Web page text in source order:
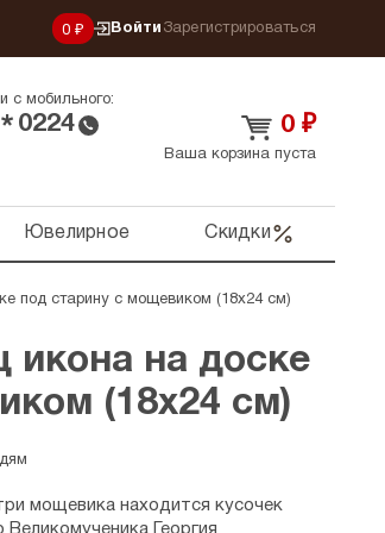
0 ₽ Войти Зарегистрироваться
и с мобильного:
* 0224 0 ₽
Ваша корзина пуста
Ювелирное Скидки
под старину с мощевиком (18х24 см)
икона на доске
(18х24 см)
мощевика находится кусочек
Георгия